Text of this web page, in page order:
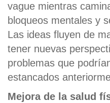
vague mientras
bloqueos mentales y
Las ideas fluyen de
tener nuevas
problemas que
estancados
Mejora de la salud